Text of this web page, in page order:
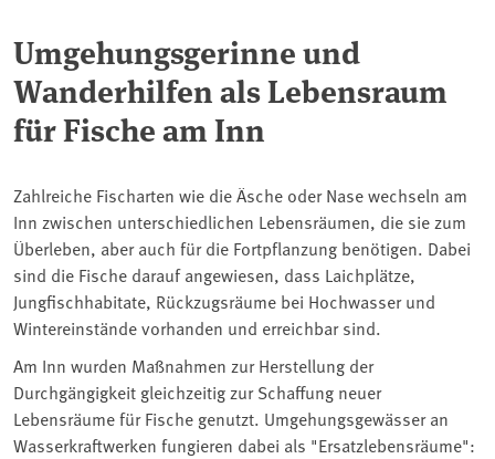
Umgehungsgerinne und
Wanderhilfen als Lebensraum
für Fische am Inn
Zahlreiche Fischarten wie die Äsche oder Nase wechseln am
Inn zwischen unterschiedlichen Lebensräumen, die sie zum
Überleben, aber auch für die Fortpflanzung benötigen. Dabei
sind die Fische darauf angewiesen, dass Laichplätze,
Jungfischhabitate, Rückzugsräume bei Hochwasser und
Wintereinstände vorhanden und erreichbar sind.
Am Inn wurden Maßnahmen zur Herstellung der
Durchgängigkeit gleichzeitig zur Schaffung neuer
Lebensräume für Fische genutzt. Umgehungsgewässer an
Wasserkraftwerken fungieren dabei als "Ersatzlebensräume":